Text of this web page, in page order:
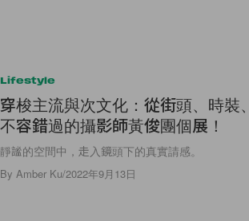
Lifestyle
穿梭主流與次文化：從街頭、時裝
不容錯過的攝影師黃俊團個展！
靜謐的空間中，走入鏡頭下的真實請感。
By Amber Ku/2022年9月13日